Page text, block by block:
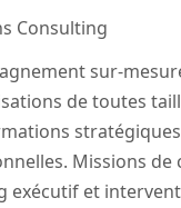
Consulting
sur-
de toutes
Missions de
exécutif et